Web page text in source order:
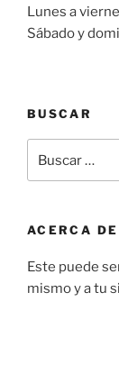
Lunes a
Sábado y
BUSCAR
por:
ACERCA
Este puede
mismo y a tu